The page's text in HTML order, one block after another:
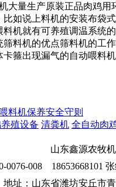
大量生产原装正品肉鸡用
比如说上料机的安装布袋
料机就有可养殖调温系统
筛料机的优点筛料机的工
卡箍出现漏气的自动喂料
料机保养安全守则
殖设备 清粪机 全自动肉
山东鑫源农牧
0076-008 18653668101
地址：山东省潍坊安丘市